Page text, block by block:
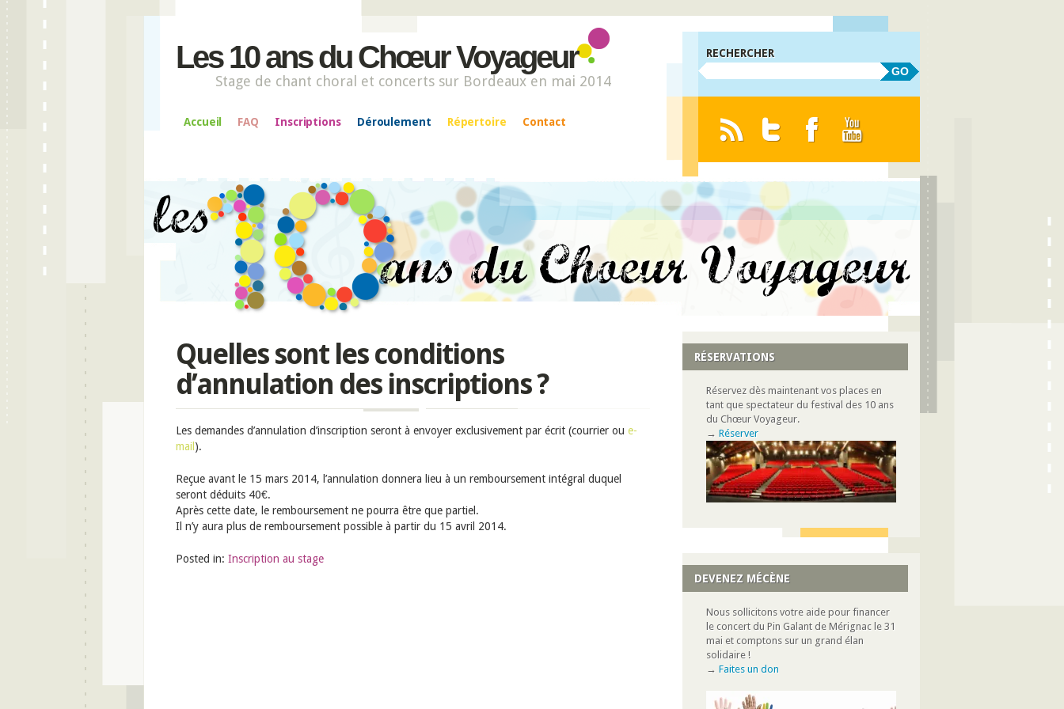
Les 10 ans du Chœur Voyageur
Stage de chant choral et concerts sur Bordeaux en mai 2014
Accueil FAQ Inscriptions Déroulement Répertoire Contact
RECHERCHER
GO
Quelles sont les conditions
d’annulation des inscriptions ?
Les demandes d’annulation d’inscription seront à envoyer exclusivement par écrit (courrier ou e-
mail ).
Reçue avant le 15 mars 2014, l’annulation donnera lieu à un remboursement intégral duquel
seront déduits 40€.
Après cette date, le remboursement ne pourra être que partiel.
Il n’y aura plus de remboursement possible à partir du 15 avril 2014.
Posted in: Inscription au stage
RÉSERVATIONS
Réservez dès maintenant vos places en
tant que spectateur du festival des 10 ans
du Chœur Voyageur.
→ Réserver
DEVENEZ MÉCÈNE
Nous sollicitons votre aide pour financer
le concert du Pin Galant de Mérignac le 31
mai et comptons sur un grand élan
solidaire !
→ Faites un don